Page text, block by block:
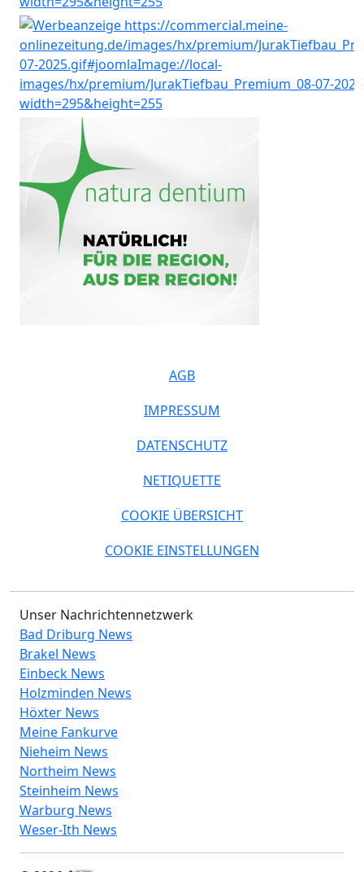
AGB
IMPRESSUM
DATENSCHUTZ
NETIQUETTE
COOKIE ÜBERSICHT
COOKIE EINSTELLUNGEN
Unser Nachrichtennetzwerk
Bad Driburg News
Brakel News
Einbeck News
Holzminden News
Höxter News
Meine Fankurve
Nieheim News
Northeim News
Steinheim News
Warburg News
Weser-Ith News